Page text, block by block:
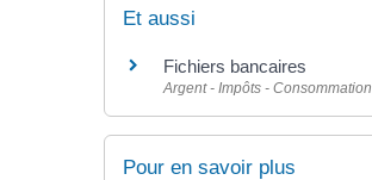
Et aussi
Fichiers bancaires
Argent - Impôts - Consommation
Pour en savoir plus